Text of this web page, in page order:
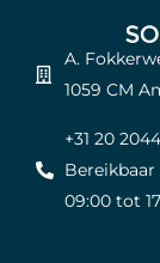
A.
1059 CM
+31 20
Bereikbaar
09:00 tot